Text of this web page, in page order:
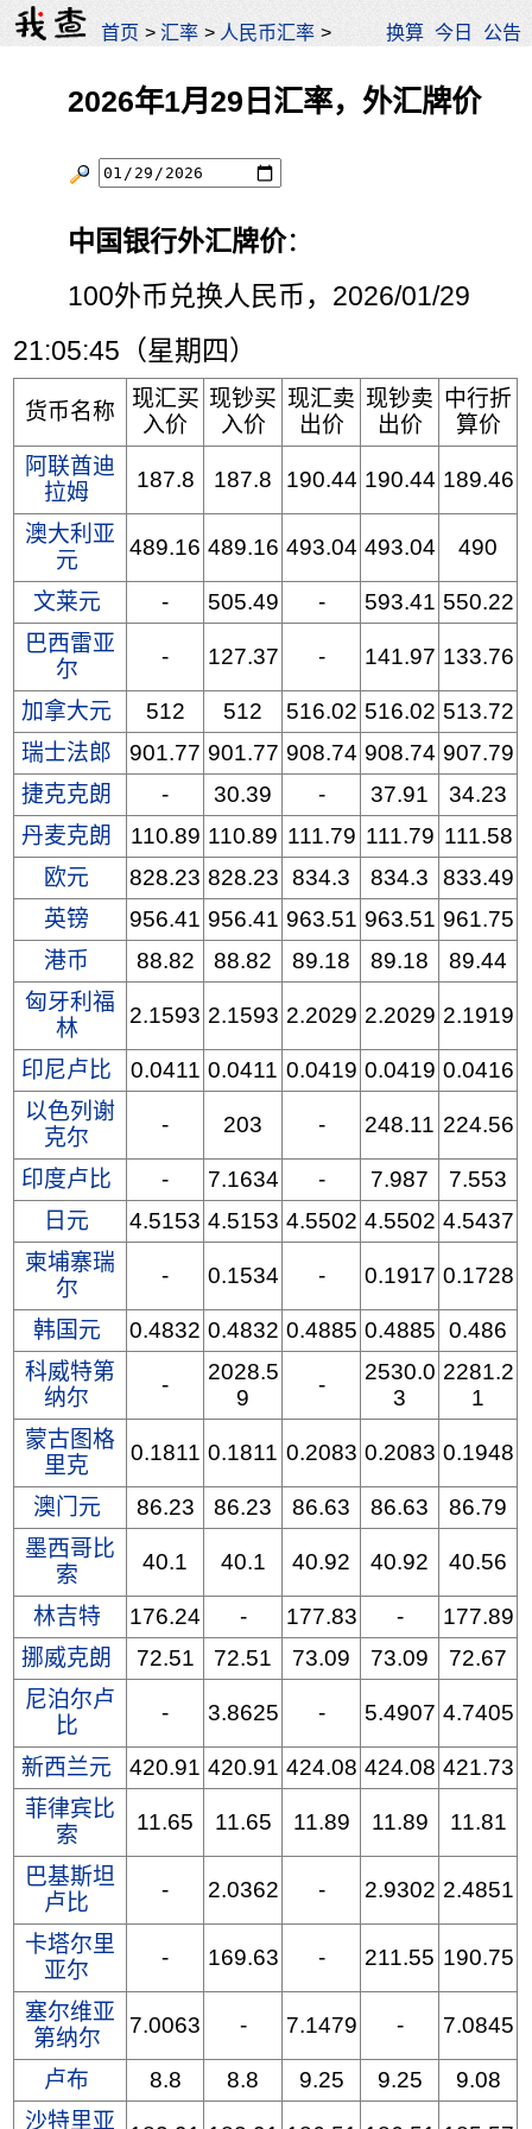
首页 >汇率 > 人民币汇率 > 换算 今日 公告
2026年1月29日汇率，外汇牌价
中国银行外汇牌价：
100外币兑换人民币，2026/01/29
21:05:45（星期四）
货币名称
现汇买
入价
现钞买
入价
现汇卖
出价
现钞卖
出价
中行折
算价
阿联酋迪
拉姆
187.8 187.8 190.44 190.44 189.46
澳大利亚
元
489.16 489.16 493.04 493.04 490
文莱元 - 505.49 - 593.41 550.22
巴西雷亚
尔
- 127.37 - 141.97 133.76
加拿大元 512 512 516.02 516.02 513.72
瑞士法郎
901.77 901.77 908.74 908.74 907.79
捷克克朗
- 30.39 - 37.91
34.23
丹麦克朗
110.89 110.89 111.79 111.79 111.58
欧元
828.23 828.23 834.3 834.3
833.49
英镑
956.41 956.41 963.51 963.51 961.75
港币
88.82 88.82 89.18 89.18
89.44
匈牙利福
林
2.1593 2.1593 2.2029 2.2029 2.1919
印尼卢比 0.0411 0.0411 0.0419 0.0419 0.0416
以色列谢
克尔
- 203 - 248.11 224.56
印度卢比 - 7.1634 - 7.987
7.553
日元
4.5153 4.5153 4.5502 4.5502 4.5437
柬埔寨瑞
尔
- 0.1534 - 0.1917 0.1728
韩国元 0.4832 0.4832 0.4885 0.4885 0.486
科威特第
纳尔
-
2028.5
9
-
2530.0
3
2281.2
1
蒙古图格
里克
0.1811 0.1811 0.2083 0.2083 0.1948
澳门元 86.23 86.23 86.63 86.63
86.79
墨西哥比
索
40.1 40.1 40.92 40.92 40.56
林吉特 176.24 - 177.83 -
177.89
挪威克朗
72.51 72.51 73.09 73.09
72.67
尼泊尔卢
比
- 3.8625 - 5.4907 4.7405
新西兰元 420.91 420.91 424.08 424.08 421.73
菲律宾比
索
11.65 11.65 11.89 11.89 11.81
巴基斯坦
卢比
- 2.0362 - 2.9302 2.4851
卡塔尔里
亚尔
- 169.63 - 211.55 190.75
塞尔维亚
第纳尔
7.0063 - 7.1479 - 7.0845
卢布 8.8 8.8 9.25 9.25
9.08
沙特里亚